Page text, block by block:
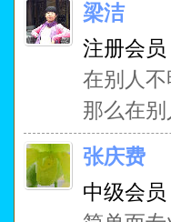
梁洁
注册会员
在别人
那么在
张庆费
中级会员